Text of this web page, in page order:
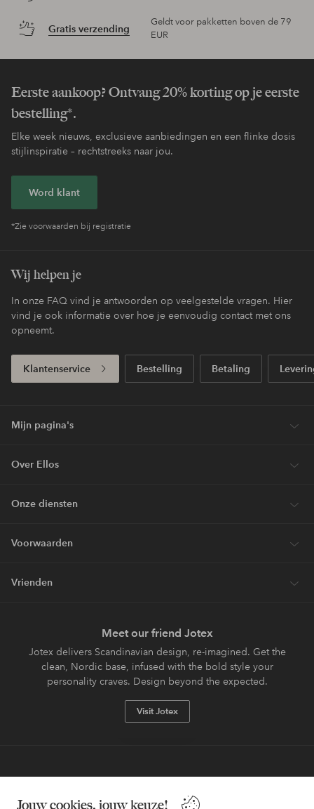
Jouw cookies, jouw keuze!
Gratis verzending
Geldt voor pakketten boven de 79
EUR
Eerste aankoop? Ontvang 20% korting op je eerste
bestelling*.
Elke week nieuws, exclusieve aanbiedingen en een flinke dosis
stijlinspiratie – rechtstreeks naar jou.
Word klant
*Zie voorwaarden bij registratie
Wij helpen je
In onze FAQ vind je antwoorden op veelgestelde vragen. Hier
vind je ook informatie over hoe je eenvoudig contact met ons
opneemt.
Klantenservice Bestelling Betaling
Mijn pagina's
Over Ellos
Onze diensten
Voorwaarden
Vrienden
Meet our friend Jotex
Jotex delivers Scandinavian design, re-imagined. Get the
clean, Nordic base, infused with the bold style your
personality craves. Design beyond the expected.
Visit Jotex
Wil je meer weten over
onze betaalopties